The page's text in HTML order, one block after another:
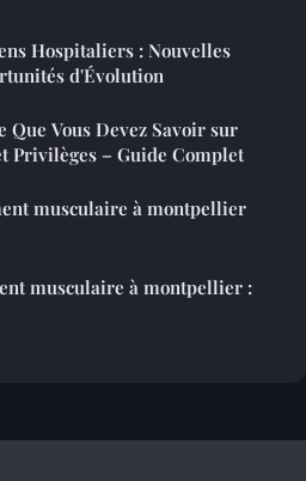
Hospitaliers : Nouvelles
d'Évolution
Que Vous Devez Savoir sur
Privilèges – Guide Complet
musculaire à montpellier
musculaire à montpellier :